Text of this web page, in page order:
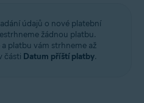
údajů o nové platební
žádnou platbu.
platbu vám strhneme až
části Datum příští platby.